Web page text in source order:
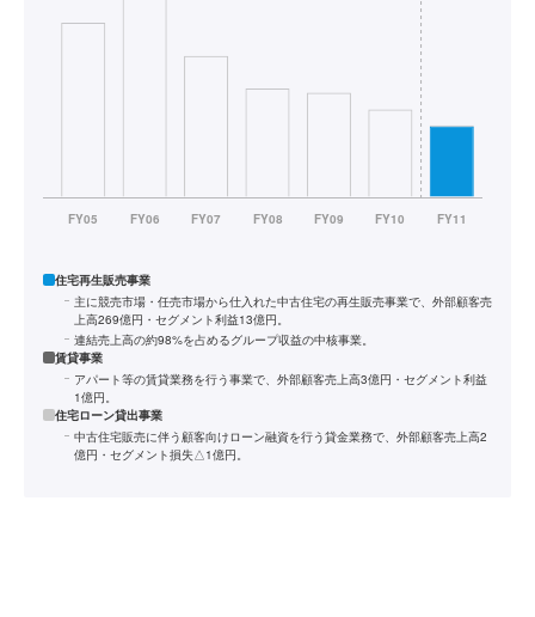
住宅再生販売事業
主に競売市場・任売市場から仕入れた中古住宅の再生販売事業で、外部顧客売
上高269億円・セグメント利益13億円。
連結売上高の約98%を占めるグループ収益の中核事業。
賃貸事業
アパート等の賃貸業務を行う事業で、外部顧客売上高3億円・セグメント利益
1億円。
住宅ローン貸出事業
中古住宅販売に伴う顧客向けローン融資を行う貸金業務で、外部顧客売上高2
億円・セグメント損失△1億円。